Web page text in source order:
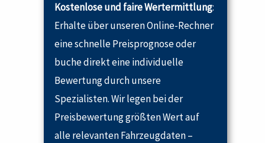
Kostenlose und faire Wertermittlung:
Erhalte über unseren Online-Rechner
eine schnelle Preisprognose oder
buche direkt eine individuelle
Bewertung durch unsere
Spezialisten. Wir legen bei der
Preisbewertung größten Wert auf
alle relevanten Fahrzeugdaten –